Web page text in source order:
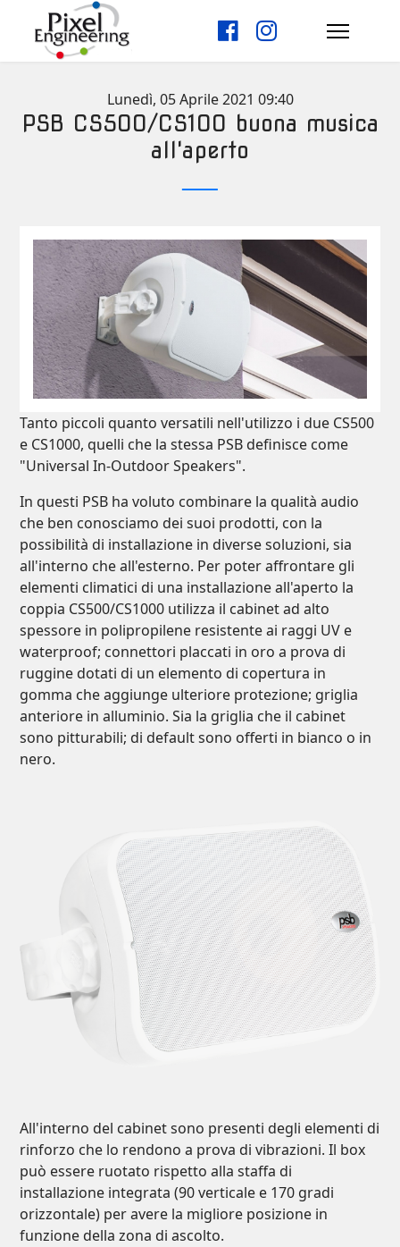
Lunedì, 05 Aprile 2021 09:40
PSB CS500/CS100 buona musica
all'aperto
Tanto piccoli quanto versatili nell'utilizzo i due CS500
e CS1000, quelli che la stessa PSB definisce come
"Universal In-Outdoor Speakers".
In questi PSB ha voluto combinare la qualità audio
che ben conosciamo dei suoi prodotti, con la
possibilità di installazione in diverse soluzioni, sia
all'interno che all'esterno. Per poter affrontare gli
elementi climatici di una installazione all'aperto la
coppia CS500/CS1000 utilizza il cabinet ad alto
spessore in polipropilene resistente ai raggi UV e
waterproof; connettori placcati in oro a prova di
ruggine dotati di un elemento di copertura in
gomma che aggiunge ulteriore protezione; griglia
anteriore in alluminio. Sia la griglia che il cabinet
sono pitturabili; di default sono offerti in bianco o in
nero.
All'interno del cabinet sono presenti degli elementi di
rinforzo che lo rendono a prova di vibrazioni. Il box
può essere ruotato rispetto alla staffa di
installazione integrata (90 verticale e 170 gradi
orizzontale) per avere la migliore posizione in
funzione della zona di ascolto.